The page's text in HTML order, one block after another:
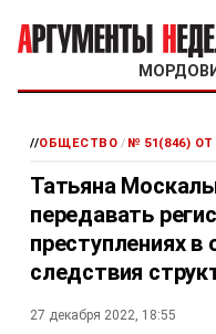
//ОБЩЕСТВО / № 51(846)
Татьяна
передавать
преступлениях
следствия
27 декабря 2022, 18:55